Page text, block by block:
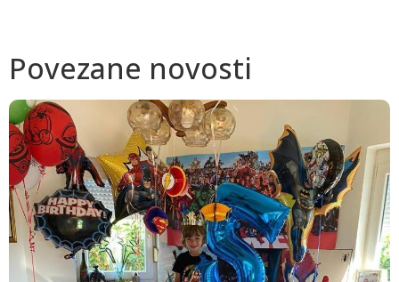
Povezane novosti